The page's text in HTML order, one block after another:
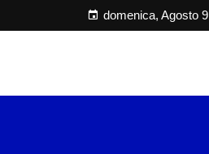
domenica, Agosto 9